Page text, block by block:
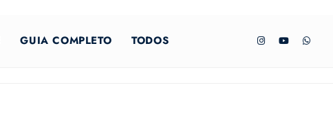
GUIA COMPLETO TODOS